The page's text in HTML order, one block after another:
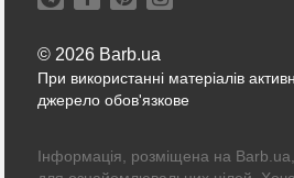
© 2026 Barb.ua
При використанні матеріалів
джерело обов'язкове
Інформація, розміщена на Barb.ua,